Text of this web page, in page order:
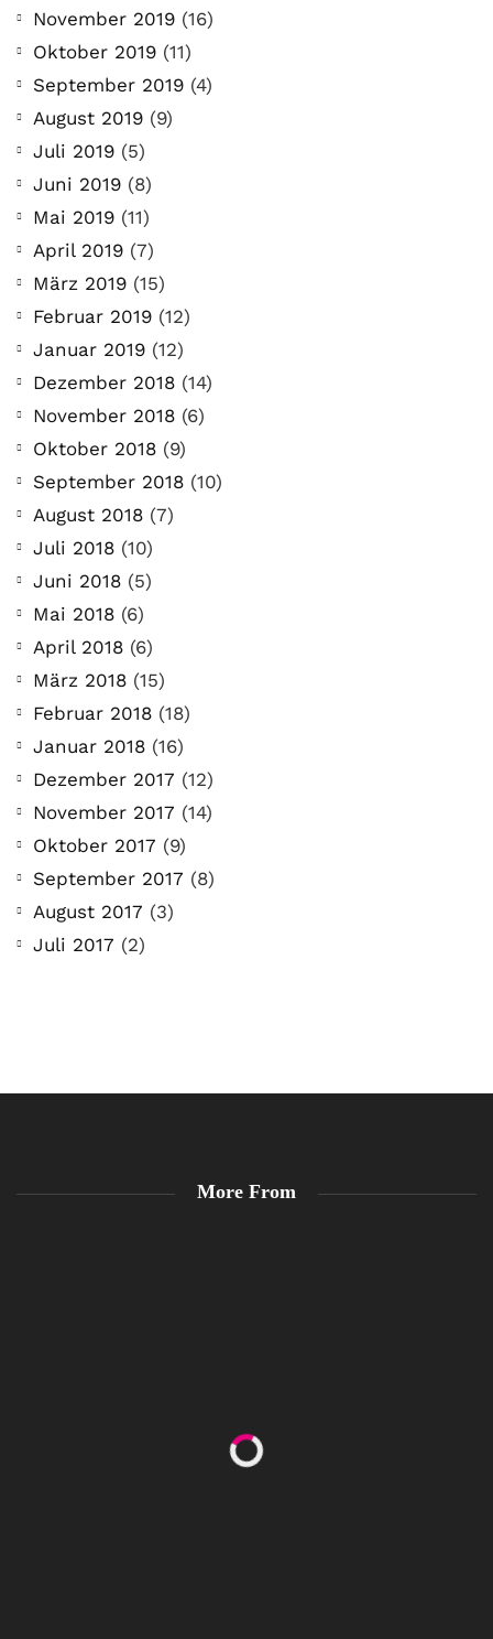
November 2019 (16)
Oktober 2019 (11)
September 2019 (4)
August 2019 (9)
Juli 2019 (5)
Juni 2019 (8)
Mai 2019 (11)
April 2019 (7)
März 2019 (15)
Februar 2019 (12)
Januar 2019 (12)
Dezember 2018 (14)
November 2018 (6)
Oktober 2018 (9)
September 2018 (10)
August 2018 (7)
Juli 2018 (10)
Juni 2018 (5)
Mai 2018 (6)
April 2018 (6)
März 2018 (15)
Februar 2018 (18)
Januar 2018 (16)
Dezember 2017 (12)
November 2017 (14)
Oktober 2017 (9)
September 2017 (8)
August 2017 (3)
Juli 2017 (2)
More From